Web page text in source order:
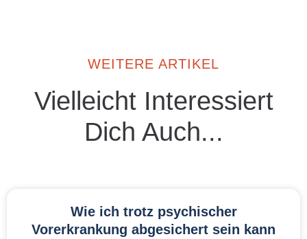
WEITERE ARTIKEL
Vielleicht Interessiert
Dich Auch...
Wie ich trotz psychischer
Vorerkrankung abgesichert sein kann